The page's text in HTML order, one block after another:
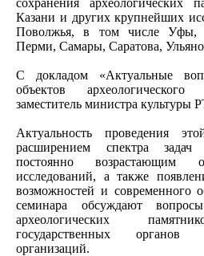
Казани и других крупнейших
Поволжья, в том числе Уфы,
Перми, Самары, Саратова,
С докладом «Актуальные
объектов
заместитель министра культуры
Актуальность проведения
расширением спектра задач
постоянно возрастающим
исследований, а также
возможностей и современного
семинара обсуждают
археологических
государственных органов
организаций.